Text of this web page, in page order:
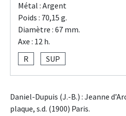
Métal : Argent
Poids : 70,15 g.
Diamètre : 67 mm.
Axe : 12 h.
R
SUP
Daniel-Dupuis (J.-B.) : Jeanne
plaque, s.d. (1900) Paris.